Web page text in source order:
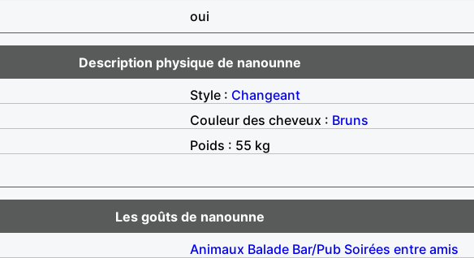
oui
Description physique de nanounne
Style : Changeant
Couleur des cheveux : Bruns
Poids : 55 kg
Les goûts de nanounne
Animaux Balade Bar/Pub Soirées entre amis